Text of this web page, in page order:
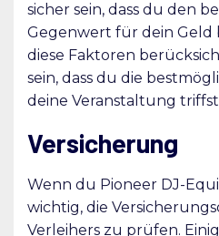
sicher sein, dass du den
Gegenwert für dein Geld
diese Faktoren
sein, dass du die
deine Veranstaltung
Versicherung
Wenn du Pioneer DJ-
wichtig, die
Verleihers zu prüfen.